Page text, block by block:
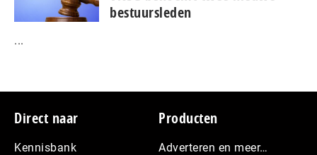
bestuursleden
...
Footer
Direct naar
Kennisbank
Producten
Adverteren en meer…